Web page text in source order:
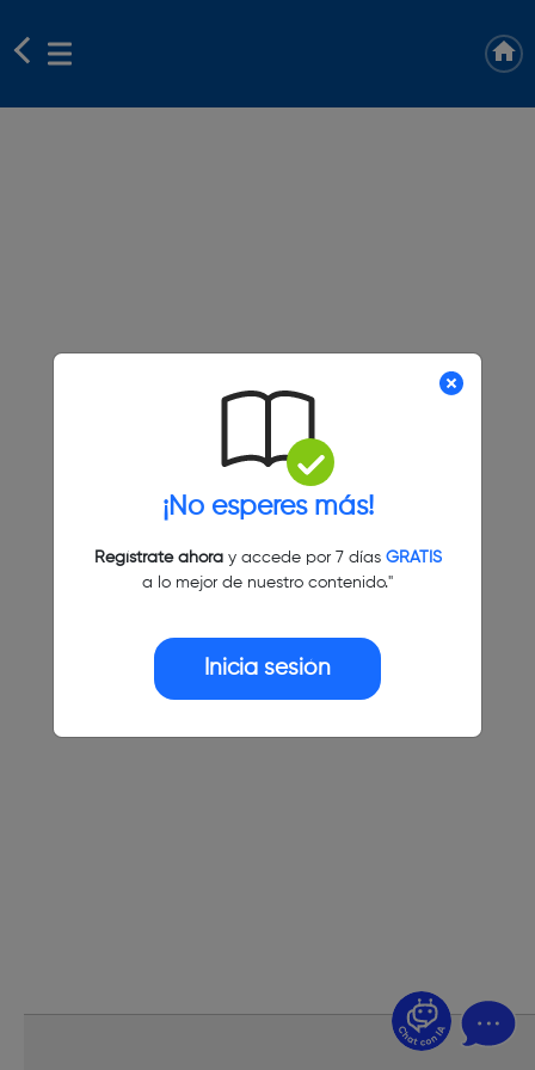
¡No esperes más!
Regístrate ahoray accede por 7 días GRATIS
a lo mejor de nuestro contenido."
Inicia sesión